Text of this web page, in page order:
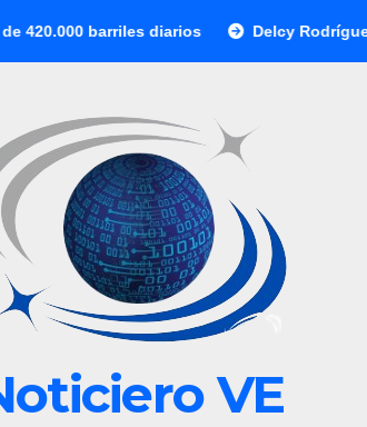
diarios Delcy Rodríguez otorga créditos
VE